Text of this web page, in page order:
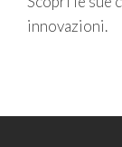
innovazioni.